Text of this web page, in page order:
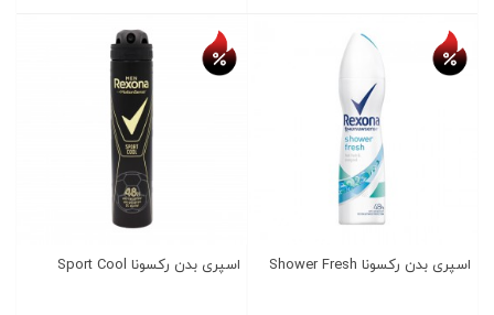
اسپری بدن رکسونا Shower Fresh اسپری بدن رکسونا Sport Cool